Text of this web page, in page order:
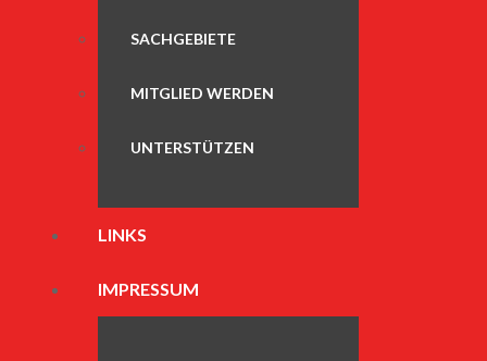
SACHGEBIETE
MITGLIED WERDEN
UNTERSTÜTZEN
LINKS
IMPRESSUM